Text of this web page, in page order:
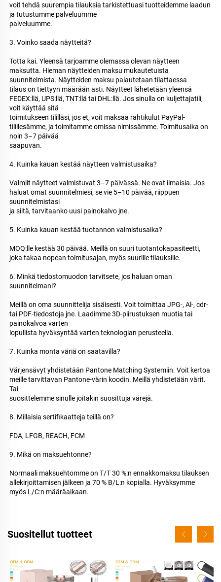
voit tehdä suurempia tilauksia tarkistettuasi tuotteidemme laadun
ja tutustumme palveluumme
palveluumme.
3. Voinko saada näytteitä?
Totta kai. Yleensä tarjoamme olemassa olevan näytteen
maksutta. Hieman näytteiden maksu mukautetuista
suunnitelmista. Näytteiden maksu palautetaan tilattaessa
tilaus on tiettyyn määrään asti. Näytteet lähetetään yleensä
FEDEX:llä, UPS:llä, TNT:llä tai DHL:llä. Jos sinulla on kuljettajatili,
voit käyttää sitä
toimitukseen tililläsi, jos et, voit maksaa rahtikulut PayPal-
tilillesämme, ja toimitamme omissa nimissämme. Toimitusaika on
noin 3–7 päivää
saapuvan.
4. Kuinka kauan kestää näytteen valmistusaika?
Valmiit näytteet valmistuvat 3–7 päivässä. Ne ovat ilmaisia. Jos
haluat omat suunnitelmiesi, se vie 5–10 päivää, riippuen
suunnitelmistasi
ja siitä, tarvitaanko uusi painokalvo jne.
5. Kuinka kauan kestää tuotannon valmistusaika?
MOQ:lle kestää 30 päivää. Meillä on suuri tuotantokapasiteetti,
joka takaa nopean toimitusajan, myös suurille tilauksille.
6. Minkä tiedostomuodon tarvitsete, jos haluan oman
suunnitelmani?
Meillä on oma suunnittelija sisäisesti. Voit toimittaa JPG-, Al-, cdr-
tai PDF-tiedostoja jne. Laadimme 3D-piirustuksen muotia tai
painokalvoa varten
lopullista hyväksyntää varten teknologian perusteella.
7. Kuinka monta väriä on saatavilla?
Värjensävyt yhdistetään Pantone Matching Systemiin. Voit kertoa
meille tarvittavan Pantone-värin koodin. Meillä yhdistetään värit.
Tai
suosittelemme sinulle joitakin suosittuja värejä.
8. Millaisia sertifikaatteja teillä on?
FDA, LFGB, REACH, FCM
9. Mikä on maksuehtonne?
Normaali maksuehtomme on T/T 30 %:n ennakkomaksu tilauksen
allekirjoittamisen jälkeen ja 70 % B/L:n kopialla. Hyväksymme
myös L/C:n määräaikaan.
Suositellut tuotteet